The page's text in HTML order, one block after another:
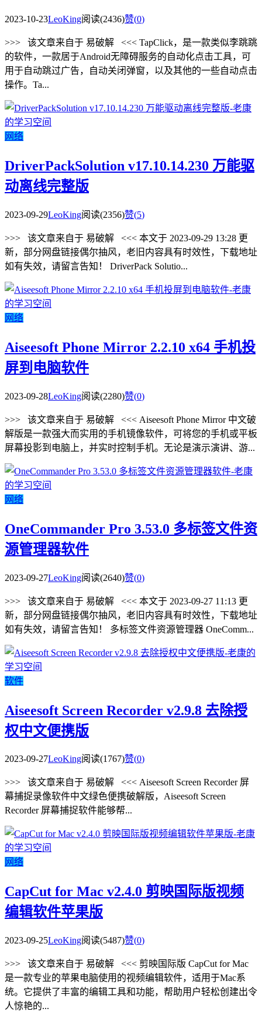
2023-10-23LeoKing阅读(2436)赞(0)
>>> 该文章来自于 易破解 <<< TapClick，是一款类似李跳跳
的软件，一款居于Android无障碍服务的自动化点击工具，可
用于自动跳过广告，自动关闭弹窗，以及其他的一些自动点击
操作。Ta...
网络
DriverPackSolution v17.10.14.230 万能驱
动离线完整版
2023-09-29LeoKing阅读(2356)赞(5)
>>> 该文章来自于 易破解 <<< 本文于 2023-09-29 13:28 更
新，部分网盘链接偶尔抽风，老旧内容具有时效性，下载地址
如有失效，请留言告知！ DriverPack Solutio...
网络
Aiseesoft Phone Mirror 2.2.10 x64 手机投
屏到电脑软件
2023-09-28LeoKing阅读(2280)赞(0)
>>> 该文章来自于 易破解 <<< Aiseesoft Phone Mirror 中文破
解版是一款强大而实用的手机镜像软件，可将您的手机或平板
屏幕投影到电脑上，并实时控制手机。无论是演示演讲、游...
网络
OneCommander Pro 3.53.0 多标签文件资
源管理器软件
2023-09-27LeoKing阅读(2640)赞(0)
>>> 该文章来自于 易破解 <<< 本文于 2023-09-27 11:13 更
新，部分网盘链接偶尔抽风，老旧内容具有时效性，下载地址
如有失效，请留言告知！ 多标签文件资源管理器 OneComm...
软件
Aiseesoft Screen Recorder v2.9.8 去除授
权中文便携版
2023-09-27LeoKing阅读(1767)赞(0)
>>> 该文章来自于 易破解 <<< Aiseesoft Screen Recorder 屏
幕捕捉录像软件中文绿色便携破解版，Aiseesoft Screen
Recorder 屏幕捕捉软件能够帮...
网络
CapCut for Mac v2.4.0 剪映国际版视频
编辑软件苹果版
2023-09-25LeoKing阅读(5487)赞(0)
>>> 该文章来自于 易破解 <<< 剪映国际版 CapCut for Mac
是一款专业的苹果电脑使用的视频编辑软件，适用于Mac系
统。它提供了丰富的编辑工具和功能，帮助用户轻松创建出令
人惊艳的...